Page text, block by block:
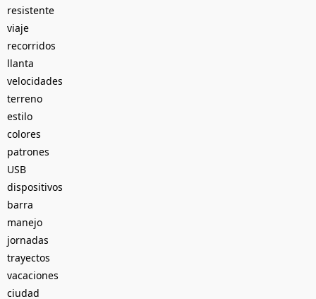
resistente
viaje
recorridos
llanta
velocidades
terreno
estilo
colores
patrones
USB
dispositivos
barra
manejo
jornadas
trayectos
vacaciones
ciudad